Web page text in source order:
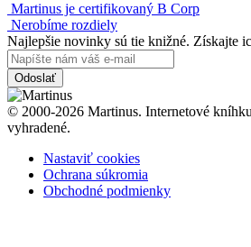
Martinus je certifikovaný B Corp
Nerobíme rozdiely
Najlepšie novinky sú tie knižné. Získajte
Odoslať
© 2000-2026 Martinus. Internetové
vyhradené.
Nastaviť cookies
Ochrana súkromia
Obchodné podmienky